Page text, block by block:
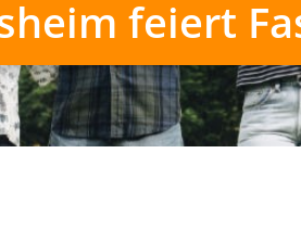
feiert